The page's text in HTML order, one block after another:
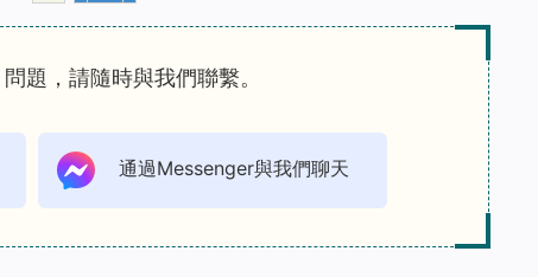
題，請隨時與我們聯繫。
通過Messenger與我們聊天